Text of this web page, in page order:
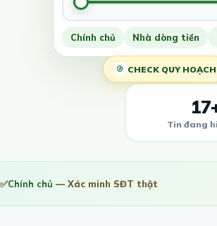
Chính chủ Nhà dòng tiền
CHECK QUY HOẠCH
Tin đang
✅Chính chủ — Xác minh SĐT thật